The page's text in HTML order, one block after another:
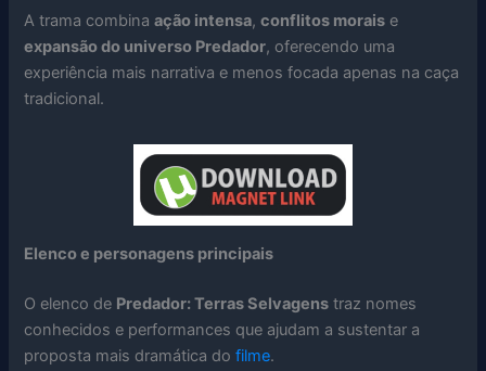
A trama combinaação intensa,conflitos morais e
expansão do universo Predador, oferecendo uma
experiência mais narrativa e menos focada apenas na caça
tradicional.
Elenco e personagens principais
O elenco de Predador: Terras Selvagens traz nomes
conhecidos e performances que ajudam a sustentar a
proposta mais dramática dofilme.